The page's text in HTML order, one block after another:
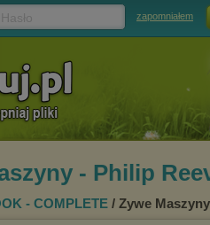
zapomniałem
- Philip
- COMPLETE / Zywe